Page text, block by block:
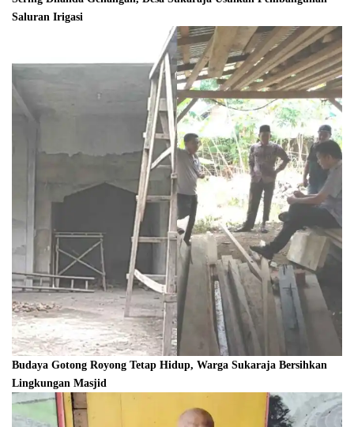
Saluran Irigasi
Budaya Gotong Royong Tetap Hidup, Warga Sukaraja Bersihkan
Lingkungan Masjid